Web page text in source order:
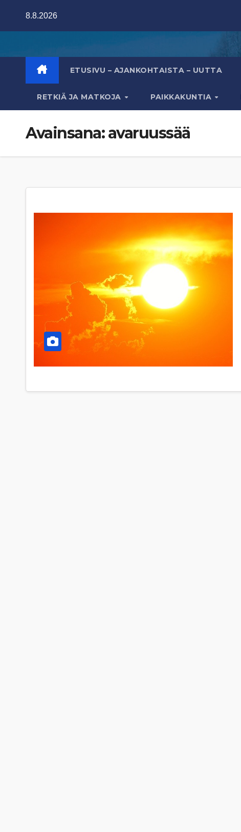
8.8.2026
ETUSIVU – AJANKOHTAISTA – UUTTA
RETKIÄ JA MATKOJA PAIKKAKUNTIA
Avainsana:avaruussää